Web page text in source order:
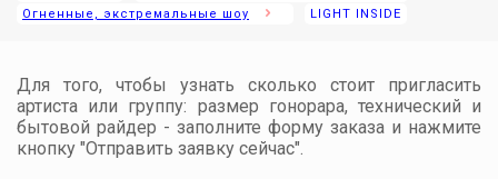
Огненные, экстремальные шоу
LIGHT INSIDE
Для того, чтобы узнать сколько стоит пригласить
артиста или группу: размер гонорара, технический и
бытовой райдер - заполните форму заказа и нажмите
кнопку "Отправить заявку сейчас".